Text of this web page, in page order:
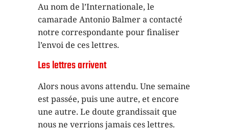
Au nom de l’Internationale, le
camarade Antonio Balmer a contacté
notre correspondante pour finaliser
l’envoi de ces lettres.
Les lettres arrivent
Alors nous avons attendu. Une semaine
est passée, puis une autre, et encore
une autre. Le doute grandissait que
nous ne verrions jamais ces lettres.